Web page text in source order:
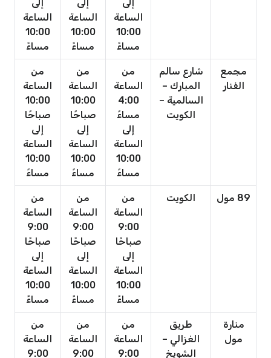
إلى
الساعة
10:00
مساءً
إلى
الساعة
10:00
مساءً
إلى
الساعة
10:00
مساءً
مجمع
الفنار
شارع سالم
المبارك –
السالمية –
الكويت
من
الساعة
4:00
مساءً
إلى
الساعة
10:00
مساءً
من
الساعة
10:00
صباحًا
إلى
الساعة
10:00
مساءً
من
الساعة
10:00
صباحًا
إلى
الساعة
10:00
مساءً
89 مول الكويت
من
الساعة
9:00
صباحًا
إلى
الساعة
10:00
مساءً
من
الساعة
9:00
صباحًا
إلى
الساعة
10:00
مساءً
من
الساعة
9:00
صباحًا
إلى
الساعة
10:00
مساءً
منارة
مول
طريق
الغزالي –
الشويخ
من
الساعة
9:00
من
الساعة
9:00
من
الساعة
9:00